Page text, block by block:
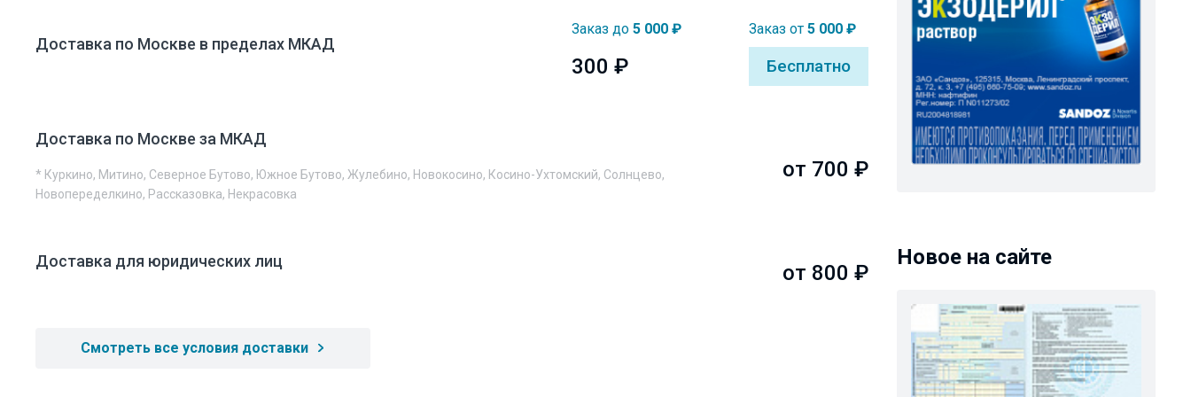
Доставка по Москве в пределах МКАД
Заказ до 5 000 ₽
300 ₽
Заказ от 5 000 ₽
Бесплатно
Доставка по Москве за МКАД
* Куркино, Митино, Северное Бутово, Южное Бутово, Жулебино, Новокосино, Косино-Ухтомский, Солнцево,
Новопеределкино, Рассказовка, Некрасовка
от 700 ₽
Доставка для юридических лиц от 800 ₽
Смотреть все условия доставки
Новое на сайте